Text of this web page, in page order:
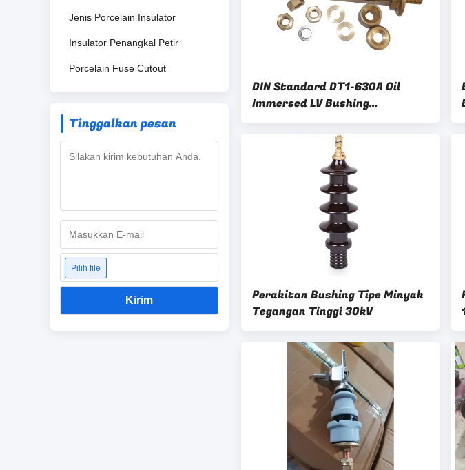
Jenis Porcelain Insulator
Insulator Penangkal Petir
Porcelain Fuse Cutout
Tinggalkan pesan
Pilih file
Kirim
DIN Standard DT1-630A Oil
Immersed LV Bushing
Transformer
Perakitan Bushing Tipe Minyak
Tegangan Tinggi 30kV